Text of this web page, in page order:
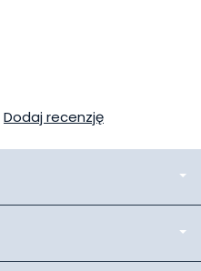
Dodaj recenzję